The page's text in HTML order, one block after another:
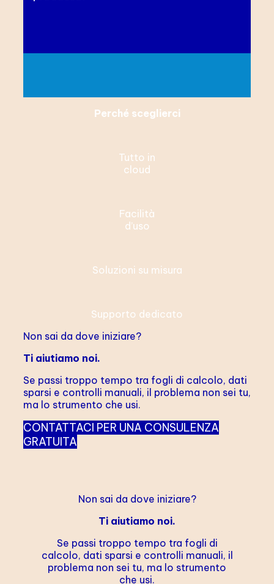
Perché sceglierci
Tutto in
cloud
Facilità
d’uso
Soluzioni su misura
Supporto dedicato
Non sai da dove iniziare?
Ti aiutiamo noi.
Se passi troppo tempo tra fogli di calcolo, dati
sparsi e controlli manuali, il problema non sei tu,
ma lo strumento che usi.
CONTATTACI PER UNA CONSULENZA
GRATUITA
Non sai da dove iniziare?
Ti aiutiamo noi.
Se passi troppo tempo tra fogli di
calcolo, dati sparsi e controlli manuali, il
problema non sei tu, ma lo strumento
che usi.